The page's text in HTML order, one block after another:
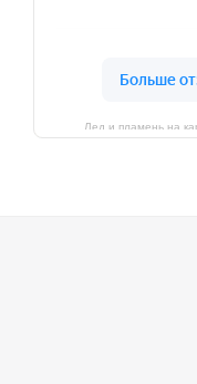
Лед и пламень на